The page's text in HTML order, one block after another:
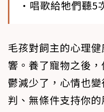
•唱歌給牠們聽5
毛孩對飼主的心理
響。養了寵物之後
鬱減少了，心情也
判、無條件支持你